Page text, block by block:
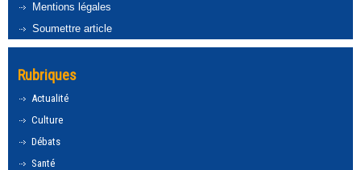
Mentions légales
Soumettre article
Rubriques
Actualité
Culture
Débats
Santé